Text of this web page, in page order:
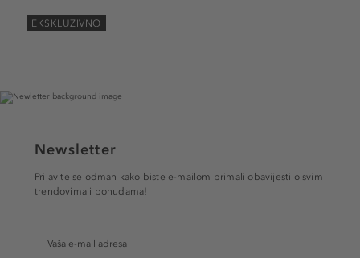
EKSKLUZIVNO
Newsletter
Prijavite se odmah kako biste e-mailom primali obavijesti o svim
trendovima i ponudama!